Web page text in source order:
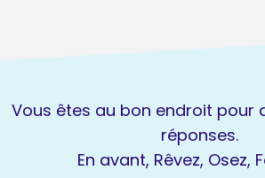
Vous êtes au bon endroit pour
réponses.
En avant, Rêvez, Osez,